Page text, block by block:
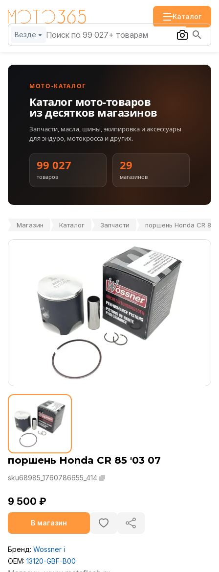
Каталог
Везде
МОТО-КАТАЛОГ
Каталог мото-товаров
из десятков магазинов
Запчасти, масла, шины, экипировка и аксессуары
для эндуро, мотокросса и других.
99 027
товаров
29
магазинов
Магазин Каталог Запчасти поршень Honda CR 85
поршень Honda CR 85 '03 07
sku68985_1760786655_414
9 500 ₽
В магазин
Бренд: Wossner ℹ️
OEM: 13120-GBF-B00